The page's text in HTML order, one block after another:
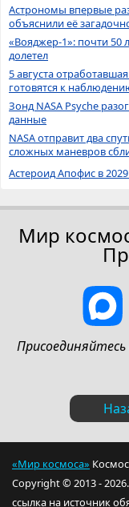
Астрономы впервые
объяснили её
«Вояджер-1»: почти 50
долетел
5 августа
готовятся к
Зонд NASA Psyche
данные
NASA отправит два
сложных маневров
Астероид Апофис в
Мир
«Мир космоса»
Copyright © 2013 -
ссылка на источник